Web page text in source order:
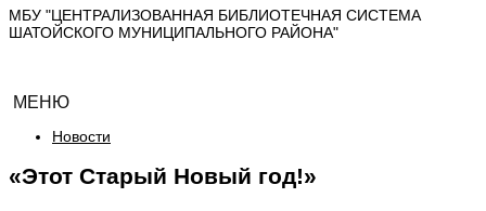
МБУ "ЦЕНТРАЛИЗОВАННАЯ БИБЛИОТЕЧНАЯ СИСТЕМА
ШАТОЙСКОГО МУНИЦИПАЛЬНОГО РАЙОНА"
МЕНЮ
Новости
«Этот Старый Новый год!»